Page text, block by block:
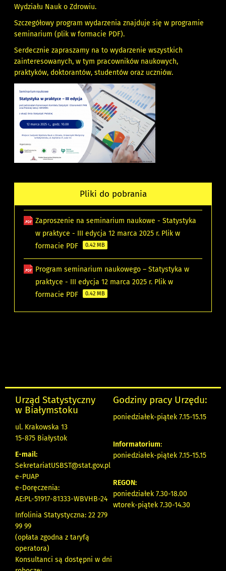
Wydziału Nauk o Zdrowiu.
Szczegółowy program wydarzenia znajduje się w programie
seminarium (plik w formacie PDF).
Serdecznie zapraszamy na to wydarzenie wszystkich
zainteresowanych, w tym pracowników naukowych,
praktyków, doktorantów, studentów oraz uczniów.
Pliki do pobrania
Zaproszenie na seminarium naukowe - Statystyka
w praktyce - III edycja 12 marca 2025 r. Plik w
formacie PDF
0.42 MB
Program seminarium naukowego – Statystyka w
praktyce - III edycja 12 marca 2025 r. Plik w
formacie PDF
0.42 MB
Urząd Statystyczny
w Białymstoku
ul. Krakowska 13
15-875 Białystok
E-mail:
SekretariatUSBST@stat.gov.pl
e-PUAP
e-Doręczenia:
AE:PL-51917-81333-WBVHB-24
Infolinia Statystyczna: 22 279
99 99
(opłata zgodna z taryfą
operatora)
Konsultanci są dostępni w dni
Godziny pracy Urzędu:
poniedziałek-piątek 7.15-15.15
Informatorium:
poniedziałek-piątek 7.15-15.15
REGON:
poniedziałek 7.30-18.00
wtorek-piątek 7.30-14.30